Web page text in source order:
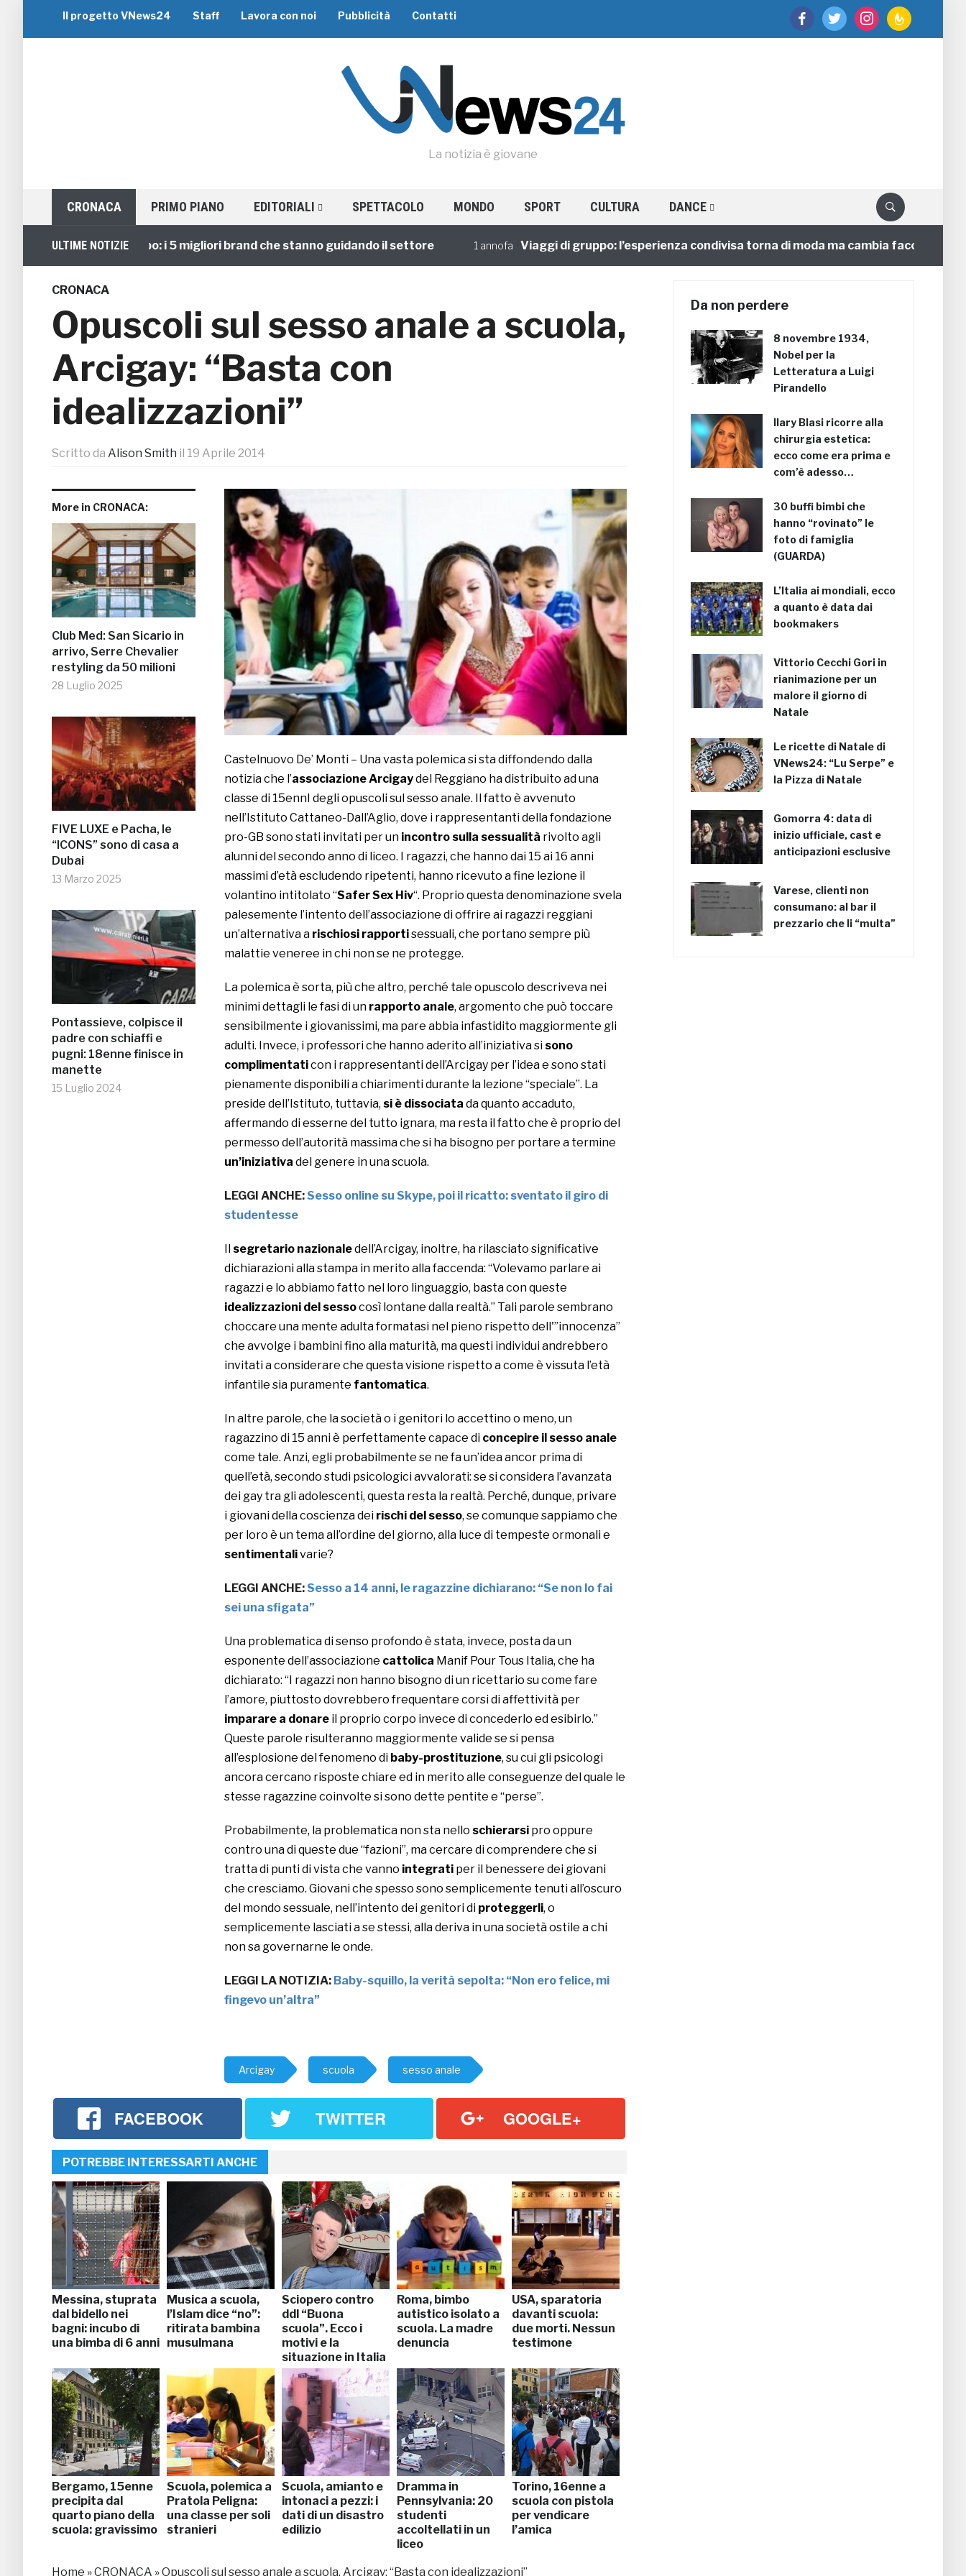
facebooktwitter instagramfeedburner
Il progetto VNews24 Staff Lavora con noi Pubblicità Contatti
La notizia è giovane
CRONACA PRIMO PIANO EDITORIALI SPETTACOLO MONDO SPORT CULTURA DANCE
ULTIME NOTIZIE
Viaggi di Gruppo: i 5 migliori brand che stanno guidando il settore 1 annofa Viaggi di gruppo: l’esperienza condivisa torna di moda ma cambia faccia
CRONACA
Opuscoli sul sesso anale a scuola,
Arcigay: “Basta con
idealizzazioni”
Scritto da Alison Smith il 19 Aprile 2014
More in CRONACA:
Club Med: San Sicario in
arrivo, Serre Chevalier
restyling da 50 milioni
28 Luglio 2025
FIVE LUXE e Pacha, le
“ICONS” sono di casa a
Dubai
13 Marzo 2025
Pontassieve, colpisce il
padre con schiaffi e
pugni: 18enne finisce in
manette
15 Luglio 2024
Castelnuovo De’ Monti – Una vasta polemica si sta diffondendo dalla
notizia che l’associazione Arcigaydel Reggiano ha distribuito ad una
classe di 15ennI degli opuscoli sul sesso anale. Il fatto è avvenuto
nell’Istituto Cattaneo-Dall’Aglio, dove i rappresentanti della fondazione
pro-GB sono stati invitati per un incontro sulla sessualità rivolto agli
alunni del secondo anno di liceo. I ragazzi, che hanno dai 15 ai 16 anni
massimi d’età escludendo ripetenti, hanno ricevuto a fine lezione il
volantino intitolato “Safer Sex Hiv“. Proprio questa denominazione svela
palesemente l’intento dell’associazione di offrire ai ragazzi reggiani
un’alternativa a rischiosi rapportisessuali, che portano sempre più
malattie veneree in chi non se ne protegge.
La polemica è sorta, più che altro, perché tale opuscolo descriveva nei
minimi dettagli le fasi di un rapporto anale, argomento che può toccare
sensibilmente i giovanissimi, ma pare abbia infastidito maggiormente gli
adulti. Invece, i professori che hanno aderito all’iniziativa si sono
complimentaticon i rappresentanti dell’Arcigay per l’idea e sono stati
pienamente disponibili a chiarimenti durante la lezione “speciale”. La
preside dell’Istituto, tuttavia, si è dissociata da quanto accaduto,
affermando di esserne del tutto ignara, ma resta il fatto che è proprio del
permesso dell’autorità massima che si ha bisogno per portare a termine
un’iniziativa del genere in una scuola.
LEGGI ANCHE:Sesso online su Skype, poi il ricatto: sventato il giro di
studentesse
Il segretario nazionaledell’Arcigay, inoltre, ha rilasciato significative
dichiarazioni alla stampa in merito alla faccenda: “Volevamo parlare ai
ragazzi e lo abbiamo fatto nel loro linguaggio, basta con queste
idealizzazioni del sessocosì lontane dalla realtà.” Tali parole sembrano
choccare una mente adulta formatasi nel pieno rispetto dell'”innocenza”
che avvolge i bambini fino alla maturità, ma questi individui andrebbero
invitati a considerare che questa visione rispetto a come è vissuta l’età
infantile sia puramente fantomatica.
In altre parole, che la società o i genitori lo accettino o meno, un
ragazzino di 15 anni è perfettamente capace di concepire il sesso anale
come tale. Anzi, egli probabilmente se ne fa un’idea ancor prima di
quell’età, secondo studi psicologici avvalorati: se si considera l’avanzata
dei gay tra gli adolescenti, questa resta la realtà. Perché, dunque, privare
i giovani della coscienza dei rischi del sesso, se comunque sappiamo che
per loro è un tema all’ordine del giorno, alla luce di tempeste ormonali e
sentimentalivarie?
LEGGI ANCHE:Sesso a 14 anni, le ragazzine dichiarano: “Se non lo fai
sei una sfigata”
Una problematica di senso profondo è stata, invece, posta da un
esponente dell’associazione cattolica Manif Pour Tous Italia, che ha
dichiarato: “I ragazzi non hanno bisogno di un ricettario su come fare
l’amore, piuttosto dovrebbero frequentare corsi di affettività per
imparare a donare il proprio corpo invece di concederlo ed esibirlo.”
Queste parole risulteranno maggiormente valide se si pensa
all’esplosione del fenomeno di baby-prostituzione, su cui gli psicologi
ancora cercano risposte chiare ed in merito alle conseguenze del quale le
stesse ragazzine coinvolte si sono dette pentite e “perse”.
Probabilmente, la problematica non sta nello schierarsi pro oppure
contro una di queste due “fazioni”, ma cercare di comprendere che si
tratta di punti di vista che vanno integrati per il benessere dei giovani
che cresciamo. Giovani che spesso sono semplicemente tenuti all’oscuro
del mondo sessuale, nell’intento dei genitori di proteggerli, o
semplicemente lasciati a se stessi, alla deriva in una società ostile a chi
non sa governarne le onde.
LEGGI LA NOTIZIA: Baby-squillo, la verità sepolta: “Non ero felice, mi
fingevo un’altra”
Arcigay scuola sesso anale
FACEBOOK TWITTER GOOGLE+
POTREBBE INTERESSARTI ANCHE
Messina, stuprata
dal bidello nei
bagni: incubo di
una bimba di 6 anni
Musica a scuola,
l’Islam dice “no”:
ritirata bambina
musulmana
Sciopero contro
ddl “Buona
scuola”. Ecco i
motivi e la
situazione in Italia
Roma, bimbo
autistico isolato a
scuola. La madre
denuncia
USA, sparatoria
davanti scuola:
due morti. Nessun
testimone
Bergamo, 15enne
precipita dal
quarto piano della
scuola: gravissimo
Scuola, polemica a
Pratola Peligna:
una classe per soli
stranieri
Scuola, amianto e
intonaci a pezzi: i
dati di un disastro
edilizio
Dramma in
Pennsylvania: 20
studenti
accoltellati in un
liceo
Torino, 16enne a
scuola con pistola
per vendicare
l’amica
Home »CRONACA »Opuscoli sul sesso anale a scuola, Arcigay: “Basta con idealizzazioni”
Da non perdere
8 novembre 1934,
Nobel per la
Letteratura a Luigi
Pirandello
Ilary Blasi ricorre alla
chirurgia estetica:
ecco come era prima e
com’è adesso…
30 buffi bimbi che
hanno “rovinato” le
foto di famiglia
(GUARDA)
L’Italia ai mondiali, ecco
a quanto è data dai
bookmakers
Vittorio Cecchi Gori in
rianimazione per un
malore il giorno di
Natale
Le ricette di Natale di
VNews24: “Lu Serpe” e
la Pizza di Natale
Gomorra 4: data di
inizio ufficiale, cast e
anticipazioni esclusive
Varese, clienti non
consumano: al bar il
prezzario che li “multa”